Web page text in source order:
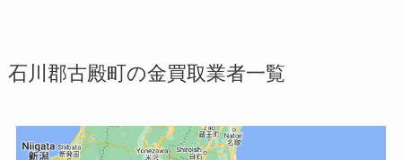
石川郡古殿町の金買取業者一覧